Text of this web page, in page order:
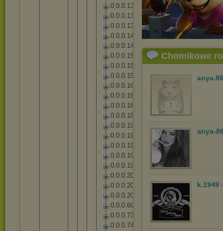
0.0.0.13
0.0.0.13
0.0.0.13
0.0.0.14
0.0.0.14
0.0.0.15
0.0.0.15
0.0.0.15
0.0.0.16
0.0.0.16
0.0.0.16
0.0.0.18
0.0.0.19
0.0.0.19
0.0.0.19
0.0.0.19
0.0.0.19
0.0.0.20
0.0.0.20
0.0.0.20
0.0.0.69
0.0.0.73
0.0.0.74
Chomikowe
anya.86
anya-
k.1949